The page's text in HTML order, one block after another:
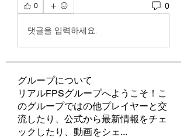
0 0
댓글을 입력하세요.
グループについて
リアルFPSグループへようこそ！こ
のグループではの他プレイヤーと交
流したり、公式から最新情報をチェ
ックしたり、動画をシェ...